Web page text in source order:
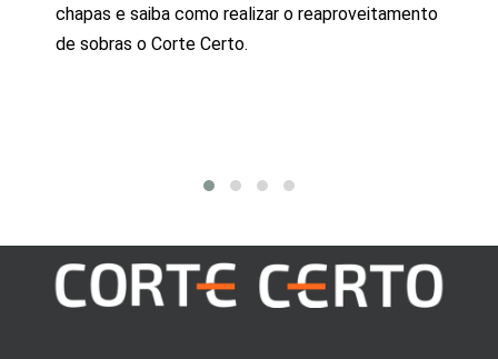
chapas e saiba como realizar o reaproveitamento
de sobras o Corte Certo.